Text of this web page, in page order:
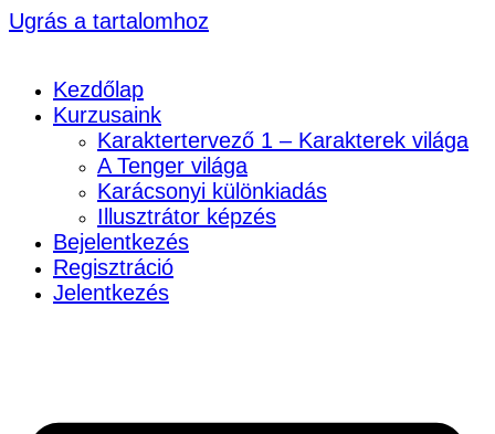
Ugrás a tartalomhoz
Kezdőlap
Kurzusaink
Karaktertervező 1 – Karakterek világa
A Tenger világa
Karácsonyi különkiadás
Illusztrátor képzés
Bejelentkezés
Regisztráció
Jelentkezés